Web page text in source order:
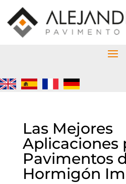
Las Mejores
Aplicaciones
Pavimentos
Hormigón